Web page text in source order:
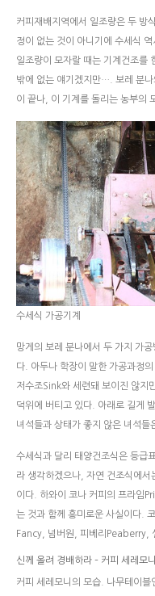
커피재배지역에서 일조량은 두 방
정이 없는 것이 아니기에 수세식
일조량이 모자랄 때는 기계건조를
밖에 없는 얘기겠지만…. 보레 분
이 끝나, 이 기계를 돌리는 농부의
수세식 가공기계
망게의 보레 분나에서 두 가지 가
다. 아두나 학장이 말한 가공과정
저수조Sink와 세련돼 보이진 않지
덕위에 버티고 있다. 아래로 길게
녀석들과 상태가 좋지 않은 녀석들
수세식과 달리 태양건조식은 등급
라 생각하겠으나, 자연 건조식에
이다. 하와이 코나 커피의 프라임
는 것과 함께 흥미로운 사실이다.
Fancy, 넘버원, 피베리Peaberry,
신께 올려 경배하라 – 커피 세레모니
커피 세레모니의 모습. 나무테이